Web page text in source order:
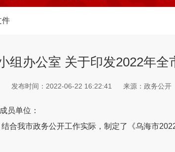
件
组办公室 关于印发2022年
发布时间：2022-06-22 16:22:41 来源：政务公开
员单位：
结合我市政务公开工作实际，制定了《乌海市20